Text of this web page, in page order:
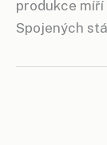
produkce míří
Spojených